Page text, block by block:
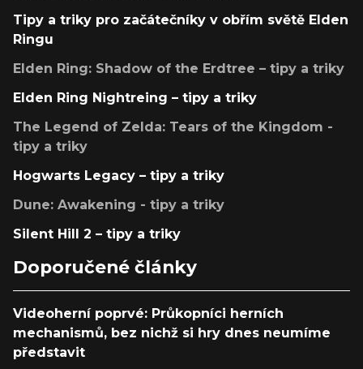
Tipy a triky pro začátečníky v obřím světě Elden
Ringu
Elden Ring: Shadow of the Erdtree – tipy a triky
Elden Ring Nightreing – tipy a triky
The Legend of Zelda: Tears of the Kingdom -
tipy a triky
Hogwarts Legacy – tipy a triky
Dune: Awakening - tipy a triky
Silent Hill 2 – tipy a triky
Doporučené články
Videoherní poprvé: Průkopníci herních
mechanismů, bez nichž si hry dnes neumíme
představit